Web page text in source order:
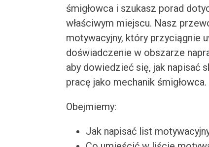
śmigłowca i szukasz porad
właściwym miejscu. Nasz
motywacyjny, który przyciągnie
doświadczenie w obszarze
aby dowiedzieć się, jak napisać
pracę jako mechanik śmigłowca.
Obejmiemy:
Jak napisać list